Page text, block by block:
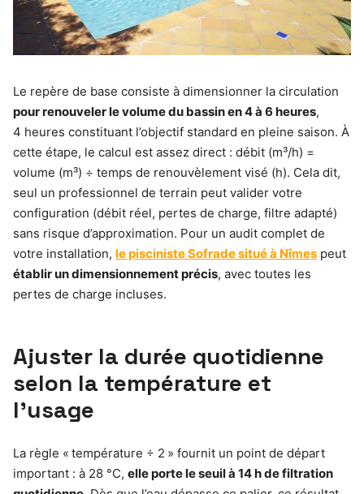
Le repère de base consiste à dimensionner la circulation
pour renouveler le volume du bassin en 4 à 6 heures,
4 heures constituant l’objectif standard en pleine saison. À
cette étape, le calcul est assez direct : débit (m³/h) =
volume (m³) ÷ temps de renouvèlement visé (h). Cela dit,
seul un professionnel de terrain peut valider votre
configuration (débit réel, pertes de charge, filtre adapté)
sans risque d’approximation. Pour un audit complet de
votre installation, le pisciniste Sofrade situé à Nîmes peut
établir un dimensionnement précis, avec toutes les
pertes de charge incluses.
Ajuster la durée quotidienne
selon la température et
l’usage
La règle « température ÷ 2 » fournit un point de départ
important : à 28 °C, elle porte le seuil à 14 h de filtration